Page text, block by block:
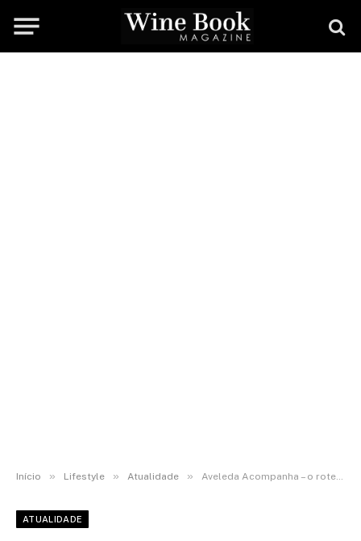
Início » Lifestyle » Atualidade » Aveleda Acompanha – o roteiro que ninguém pode perder
ATUALIDADE